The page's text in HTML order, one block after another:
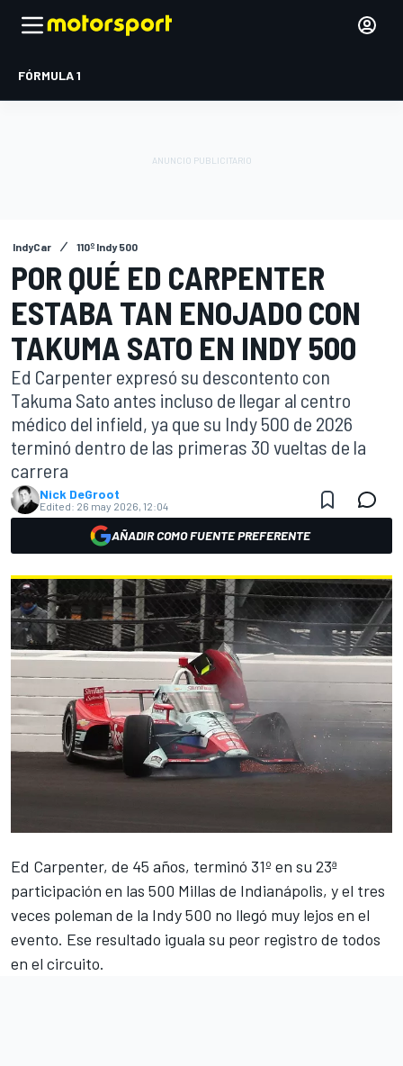
FÓRMULA 1
IndyCar 110º Indy 500
POR QUÉ ED CARPENTER
ESTABA TAN ENOJADO CON
TAKUMA SATO EN INDY 500
Ed Carpenter expresó su descontento con
Takuma Sato antes incluso de llegar al centro
médico del infield, ya que su Indy 500 de 2026
terminó dentro de las primeras 30 vueltas de la
carrera
Nick DeGroot
Edited: 26 may 2026, 12:04
AÑADIR COMO FUENTE PREFERENTE
Ed Carpenter, de 45 años, terminó 31º en su 23ª
participación en las 500 Millas de Indianápolis, y el tres
veces poleman de la Indy 500 no llegó muy lejos en el
evento. Ese resultado iguala su peor registro de todos
en el circuito.